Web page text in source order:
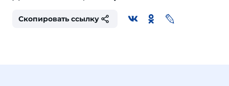
Скопировать ссылку